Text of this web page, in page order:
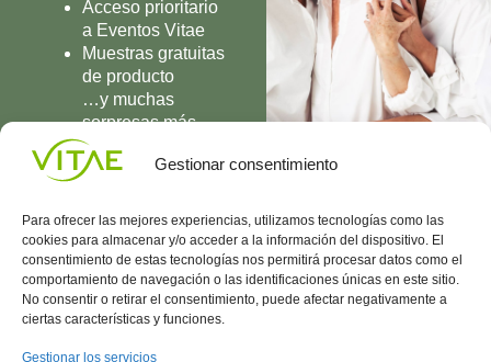
Gestionar consentimiento
Para ofrecer las mejores experiencias, utilizamos tecnologías como las
cookies para almacenar y/o acceder a la información del dispositivo. El
consentimiento de estas tecnologías nos permitirá procesar datos como el
comportamiento de navegación o las identificaciones únicas en este sitio.
No consentir o retirar el consentimiento, puede afectar negativamente a
ciertas características y funciones.
Gestionar los servicios
Acceso prioritario
a Eventos Vitae
Muestras gratuitas
de producto
…y muchas
sorpresas más
UNIRME
Conocenos
Vitae
l
Política
de
(+34)
935